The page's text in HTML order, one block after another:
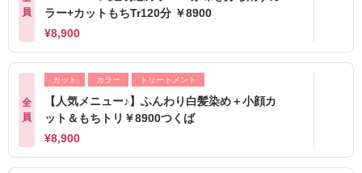
員
ラー+カットもちTr120分 ￥8900
¥8,900
全
員
カット カラー トリートメント
【人気メニュー♪】ふんわり白髪染め＋小顔カ
ット＆もちトリ￥8900つくば
¥8,900